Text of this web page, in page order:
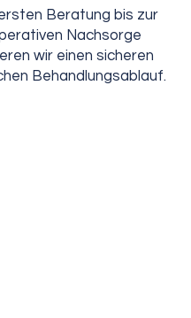
Beratung bis zur
Nachsorge
wir einen sicheren
Behandlungsablauf.